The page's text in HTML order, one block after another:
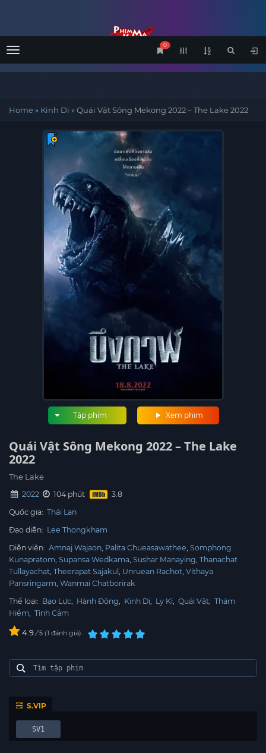
Menu
0
Home» Kinh Dị »Quái Vật Sông Mekong 2022 – The Lake 2022
Xem phim
Tập phim
Quái Vật Sông Mekong 2022 – The Lake
2022
The Lake
2022
104 phút
Quốc gia: Thái Lan
Đạo diễn: Lee Thongkham
Diễn viên: Amnaj Wajaon Palita Chueasawathee Somphong
Kunapratom Supansa Wedkama Sushar Manaying Thanachat
Tullayachat Theerapat Sajakul Unruean Rachot Vithaya
Pansringarm Wanmai Chatborirak
Thể loại: Bạo Lực, Hành Động, Kinh Dị, Ly Kì, Quái Vật, Thám
Hiểm, Tình Cảm
4.9/ 5 1 đánh giá
S.VIP
SV1